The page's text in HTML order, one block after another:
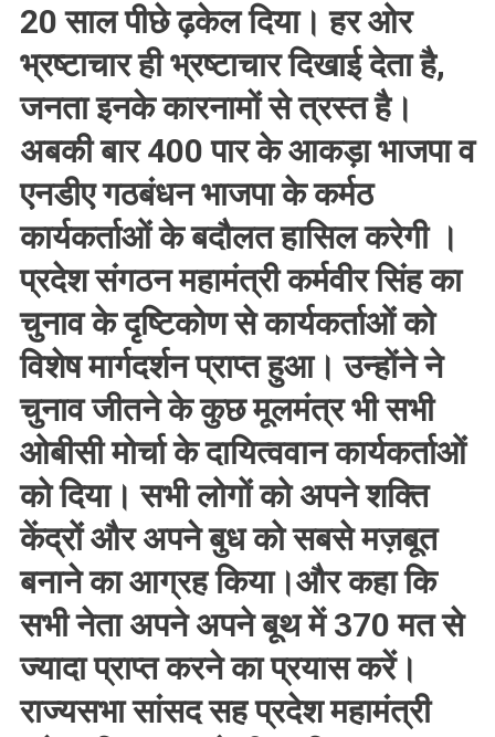
20 साल पीछे ढ़केल दिया। हर ओर
भ्रष्टाचार ही भ्रष्टाचार दिखाई देता है,
जनता इनके कारनामों से त्रस्त है।
अबकी बार 400 पार के आकड़ा भाजपा व
एनडीए गठबंधन भाजपा के कर्मठ
कार्यकर्ताओं के बदौलत हासिल करेगी ।
प्रदेश संगठन महामंत्री कर्मवीर सिंह का
चुनाव के दृष्टिकोण से कार्यकर्ताओं को
विशेष मार्गदर्शन प्राप्त हुआ। उन्होंने ने
चुनाव जीतने के कुछ मूलमंत्र भी सभी
ओबीसी मोर्चा के दायित्ववान कार्यकर्ताओं
को दिया। सभी लोगों को अपने शक्ति
केंद्रों और अपने बुध को सबसे मज़बूत
बनाने का आग्रह किया।और कहा कि
सभी नेता अपने अपने बूथ में 370 मत से
ज्यादा प्राप्त करने का प्रयास करें।
राज्यसभा सांसद सह प्रदेश महामंत्री